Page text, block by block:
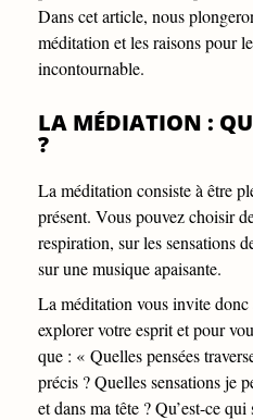
Dans cet article, nous
méditation et les raisons pour
incontournable.
LA MÉDIATION :
?
La méditation consiste à être
présent. Vous pouvez choisir
respiration, sur les sensations
sur une musique apaisante.
La méditation vous invite donc
explorer votre esprit et pour
que : « Quelles pensées
précis ? Quelles sensations je
et dans ma tête ? Qu’est-ce